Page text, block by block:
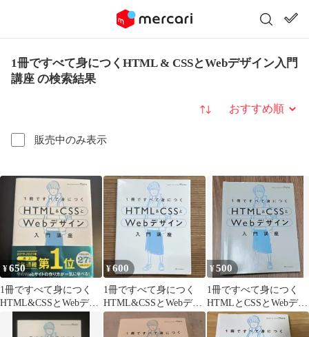
1冊ですべて身につくHTML & CSSとWebデザイン入門
講座 の検索結果
販売中のみ表示
並び替え
¥650
1冊ですべて身につく
HTML&CSSとWebデザ
¥600
1冊ですべて身につく
HTML&CSSとWebデザ
イン 入門講座
¥500
1冊ですべて身につく
HTMLとCSSとWebデザ
イン入門講座